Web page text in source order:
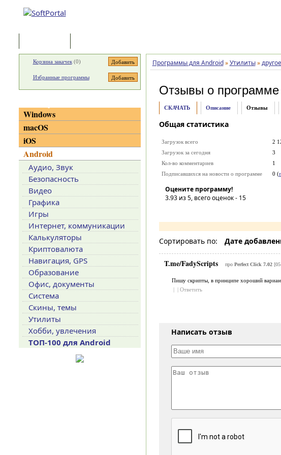
Программы для Android » Утилиты » другое
Отзывы о программе
СКАЧАТЬ Описание Отзывы
Общая статистика
Загрузок всего
2
Загрузок за сегодня
3
Кол-во комментариев
1
Подписавшихся на новости о программе
0 (
Оцените программу!
3.93из 5, всего оценок - 15
Сортировать по: Дате
T.me/FadyScripts про Perfect Click 7.02
Пишу скрипты, в принципе хороший
| | Ответить
Написать отзыв
Корзина закачек(0)
Избранные программы
Windows
macOS
iOS
Android
Аудио, Звук
Безопасность
Видео
Графика
Игры
Интернет, коммуникации
Калькуляторы
Криптовалюта
Навигация, GPS
Образование
Офис, документы
Система
Скины, темы
Утилиты
Хобби, увлечения
ТОП-100 для Android